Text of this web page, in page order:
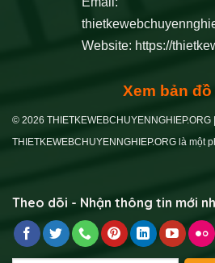
Website: https://
Xem bản đồ
© 2026 THIETKEWEBCHUYENNGHIEP.ORG |
THIETKEWEBCHUYENNGHIEP.ORG là một
Theo dõi - Nhận thông tin mới